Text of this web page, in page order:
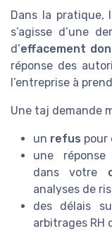
Dans la pratique,
s’agisse d’une
d’effacement
réponse des
l’entreprise à
Une taj demande
un refus pour
une
dans votre
analyses de
des délais
arbitrages RH